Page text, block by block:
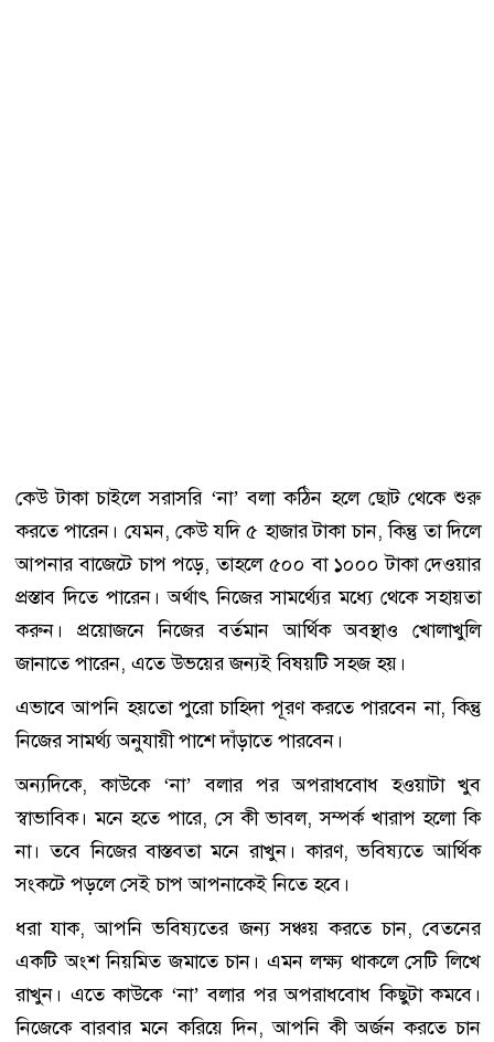
কেউ টাকা চাইলে সরাসরি ‘না’ বলা কঠিন হলে ছোট থেকে শুরু
করতে পারেন। যেমন, কেউ যদি ৫ হাজার টাকা চান, কিন্তু তা দিলে
আপনার বাজেটে চাপ পড়ে, তাহলে ৫০০ বা ১০০০ টাকা দেওয়ার
প্রস্তাব দিতে পারেন। অর্থাৎ নিজের সামর্থ্যের মধ্যে থেকে সহায়তা
করুন। প্রয়োজনে নিজের বর্তমান আর্থিক অবস্থাও খোলাখুলি
জানাতে পারেন, এতে উভয়ের জন্যই বিষয়টি সহজ হয়।
এভাবে আপনি হয়তো পুরো চাহিদা পূরণ করতে পারবেন না, কিন্তু
নিজের সামর্থ্য অনুযায়ী পাশে দাঁড়াতে পারবেন।
অন্যদিকে, কাউকে ‘না’ বলার পর অপরাধবোধ হওয়াটা খুব
স্বাভাবিক। মনে হতে পারে, সে কী ভাবল, সম্পর্ক খারাপ হলো কি
না। তবে নিজের বাস্তবতা মনে রাখুন। কারণ, ভবিষ্যতে আর্থিক
সংকটে পড়লে সেই চাপ আপনাকেই নিতে হবে।
ধরা যাক, আপনি ভবিষ্যতের জন্য সঞ্চয় করতে চান, বেতনের
একটি অংশ নিয়মিত জমাতে চান। এমন লক্ষ্য থাকলে সেটি লিখে
রাখুন। এতে কাউকে ‘না’ বলার পর অপরাধবোধ কিছুটা কমবে।
নিজেকে বারবার মনে করিয়ে দিন, আপনি কী অর্জন করতে চান